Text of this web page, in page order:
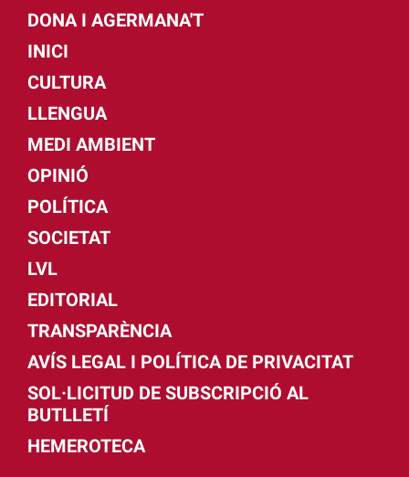
DONA I AGERMANA'T
INICI
CULTURA
LLENGUA
MEDI AMBIENT
OPINIÓ
POLÍTICA
SOCIETAT
LVL
EDITORIAL
TRANSPARÈNCIA
AVÍS LEGAL I POLÍTICA DE PRIVACITAT
SOL·LICITUD DE SUBSCRIPCIÓ AL
BUTLLETÍ
HEMEROTECA